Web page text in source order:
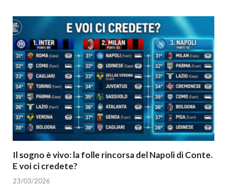
Il sogno è vivo: la folle rincorsa del Napoli di Conte.
E voi ci credete?
23/03/2026